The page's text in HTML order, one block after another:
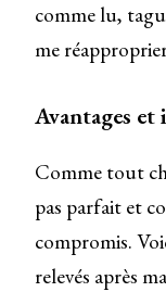
comme lu,
me
Avantages et
Comme tout
pas parfait et
compromis.
relevés après